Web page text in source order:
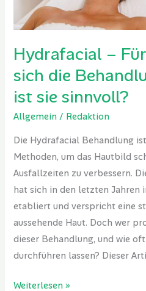
Hydrafacial –
sich die
ist sie sinnvoll?
Allgemein / Redaktion
Die Hydrafacial Behandlung
Methoden, um das Hautbild
Ausfallzeiten zu verbessern.
hat sich in den letzten Jahren
etabliert und verspricht eine
aussehende Haut. Doch wer
dieser Behandlung, und wie
durchführen lassen? Dieser
wie
ist
sie
Weiterlesen »